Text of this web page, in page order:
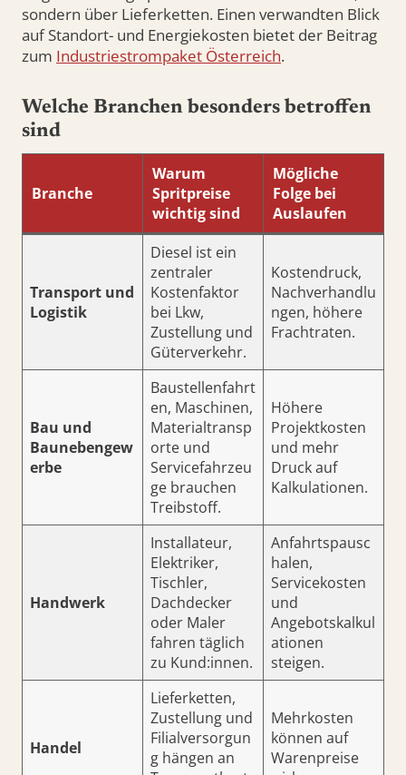
sondern über Lieferketten. Einen verwandten Blick
auf Standort- und Energiekosten bietet der Beitrag
zum Industriestrompaket Österreich.
Welche Branchen besonders betroffen
sind
Branche
Warum
Spritpreise
wichtig sind
Mögliche
Folge bei
Auslaufen
Transport und
Logistik
Diesel ist ein
zentraler
Kostenfaktor
bei Lkw,
Zustellung und
Güterverkehr.
Kostendruck,
Nachverhandlu
ngen, höhere
Frachtraten.
Bau und
Baunebengew
erbe
Baustellenfahrt
en, Maschinen,
Materialtransp
orte und
Servicefahrzeu
ge brauchen
Treibstoff.
Höhere
Projektkosten
und mehr
Druck auf
Kalkulationen.
Handwerk
Installateur,
Elektriker,
Tischler,
Dachdecker
oder Maler
fahren täglich
zu Kund:innen.
Anfahrtspausc
halen,
Servicekosten
und
Angebotskalkul
ationen
steigen.
Handel
Lieferketten,
Zustellung und
Filialversorgun
g hängen an
Mehrkosten
können auf
Warenpreise